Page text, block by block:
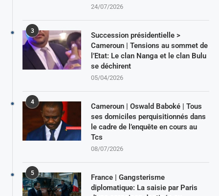
24/07/2026
3
Succession présidentielle >
Cameroun | Tensions au sommet de
l’Etat: Le clan Nanga et le clan Bulu
se déchirent
05/04/2026
4
Cameroun | Oswald Baboké | Tous
ses domiciles perquisitionnés dans
le cadre de l’enquête en cours au
Tcs
08/07/2026
5
France | Gangsterisme
diplomatique: La saisie par Paris